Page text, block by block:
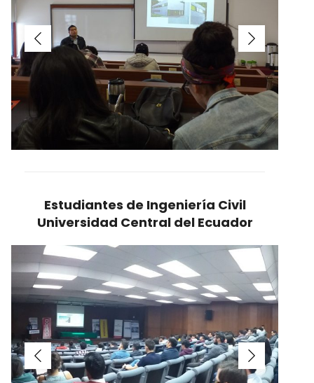
Estudiantes de Ingeniería Civil
Universidad Central del Ecuador